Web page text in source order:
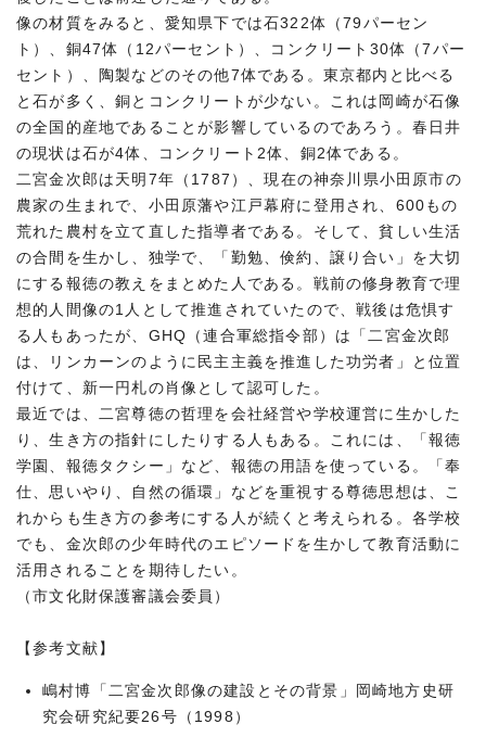
像の材質をみると、愛知県下では石322体（79パーセン
ト）、銅47体（12パーセント）、コンクリート30体（7パー
セント）、陶製などのその他7体である。東京都内と比べる
と石が多く、銅とコンクリートが少ない。これは岡崎が石像
の全国的産地であることが影響しているのであろう。春日井
の現状は石が4体、コンクリート2体、銅2体である。
二宮金次郎は天明7年（1787）、現在の神奈川県小田原市の
農家の生まれで、小田原藩や江戸幕府に登用され、600もの
荒れた農村を立て直した指導者である。そして、貧しい生活
の合間を生かし、独学で、「勤勉、倹約、譲り合い」を大切
にする報徳の教えをまとめた人である。戦前の修身教育で理
想的人間像の1人として推進されていたので、戦後は危惧す
る人もあったが、GHQ（連合軍総指令部）は「二宮金次郎
は、リンカーンのように民主主義を推進した功労者」と位置
付けて、新一円札の肖像として認可した。
最近では、二宮尊徳の哲理を会社経営や学校運営に生かした
り、生き方の指針にしたりする人もある。これには、「報徳
学園、報徳タクシー」など、報徳の用語を使っている。「奉
仕、思いやり、自然の循環」などを重視する尊徳思想は、こ
れからも生き方の参考にする人が続くと考えられる。各学校
でも、金次郎の少年時代のエピソードを生かして教育活動に
活用されることを期待したい。
（市文化財保護審議会委員）
【参考文献】
嶋村博「二宮金次郎像の建設とその背景」岡崎地方史研
究会研究紀要26号（1998）